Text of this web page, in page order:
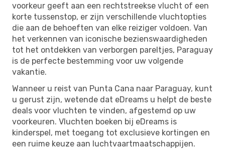
voorkeur geeft aan een rechtstreekse vlucht of een
korte tussenstop, er zijn verschillende vluchtopties
die aan de behoeften van elke reiziger voldoen. Van
het verkennen van iconische bezienswaardigheden
tot het ontdekken van verborgen pareltjes, Paraguay
is de perfecte bestemming voor uw volgende
vakantie.
Wanneer u reist van Punta Cana naar Paraguay, kunt
u gerust zijn, wetende dat eDreams u helpt de beste
deals voor vluchten te vinden, afgestemd op uw
voorkeuren. Vluchten boeken bij eDreams is
kinderspel, met toegang tot exclusieve kortingen en
een ruime keuze aan luchtvaartmaatschappijen.